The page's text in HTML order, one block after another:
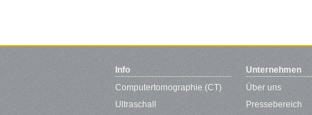
Info
Computertomographie (CT)
Ultraschall
Unternehmen
Über uns
Pressebereich